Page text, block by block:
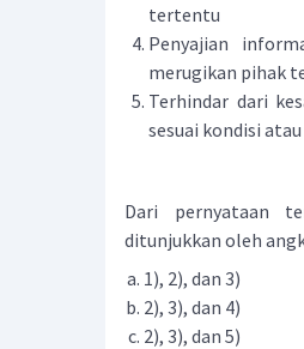
tertentu
Penyajian
merugikan pihak
Terhindar dari
sesuai kondisi
Dari pernyataan
ditunjukkan oleh
1), 2), dan 3)
2), 3), dan 4)
2), 3), dan 5)